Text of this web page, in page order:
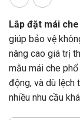
Lắp đặt mái
giúp bảo vệ
nâng cao giá trị
mẫu mái che
động, và dù lệch
nhiều nhu cầu